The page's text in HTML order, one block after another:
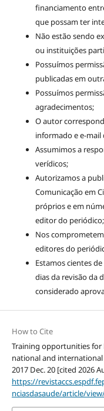
financiamento
que possam ter
Não estão sendo
ou instituições
Possuímos
publicadas em
Possuímos
agradecimentos;
O autor
informado e e-
Assumimos a
verídicos;
Autorizamos a
Comunicação em
próprios e em
editor do periódico;
Nos
editores do
Estamos cientes
dias da revisão da
considerado
How to Cite
Training opportunities for
national and international
2017 Dec. 20 [cited 2026
https://
nciasdasaude/article/